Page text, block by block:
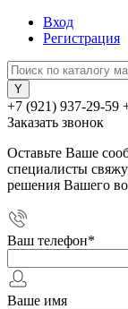
Вход
Регистрация
+7 (921) 937-29-59
Заказать звонок
Оставьте Ваше
специалисты
решения Вашего
Ваш телефон*
Ваше имя